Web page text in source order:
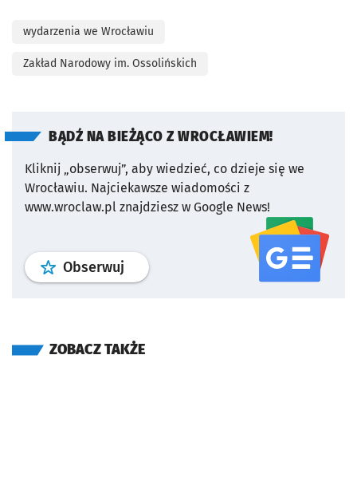
wydarzenia we Wrocławiu
Zakład Narodowy im. Ossolińskich
BĄDŹ NA BIEŻĄCO Z WROCŁAWIEM!
Kliknij „obserwuj”, aby wiedzieć, co dzieje się we
Wrocławiu. Najciekawsze wiadomości z
www.wroclaw.pl znajdziesz w Google News!
Obserwuj profil serwisu
ZOBACZ TAKŻE